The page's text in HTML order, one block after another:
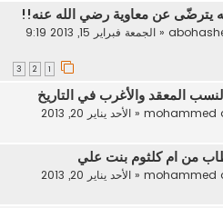
يترضّى عن معاوية رضي الله عنه!!
«
الجمعة فبراير 15, 2013 9:19
3
المعقد والأغرب في التاريخ
mohammed
«
الأحد يناير 20, 2013
من ام كلثوم بنت علي
mohammed
«
الأحد يناير 20, 2013